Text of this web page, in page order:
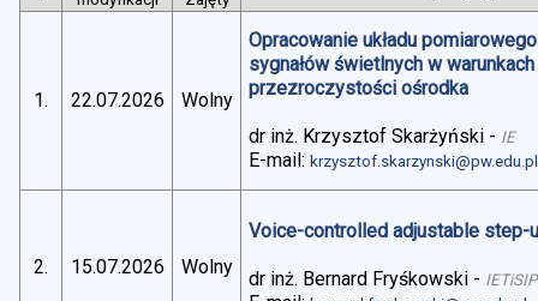
1. 22.07.2026 Wolny
Opracowanie układu
sygnałów świetlnych w
przezroczystości ośrodka
dr inż. Krzysztof Skarżyński - IE
E-mail:krzysztof.skarzynski@pw.edu.pl
2. 15.07.2026 Wolny
Voice-controlled adjustable step-
dr inż. Bernard Fryśkowski - IETiSIP